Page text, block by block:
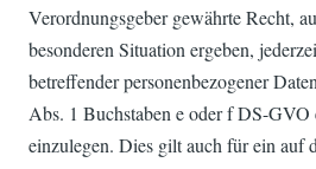
Verordnungsgeber gewährte Recht,
besonderen Situation ergeben,
betreffender personenbezogener
Abs. 1 Buchstaben e oder f DS-
einzulegen. Dies gilt auch für ein auf